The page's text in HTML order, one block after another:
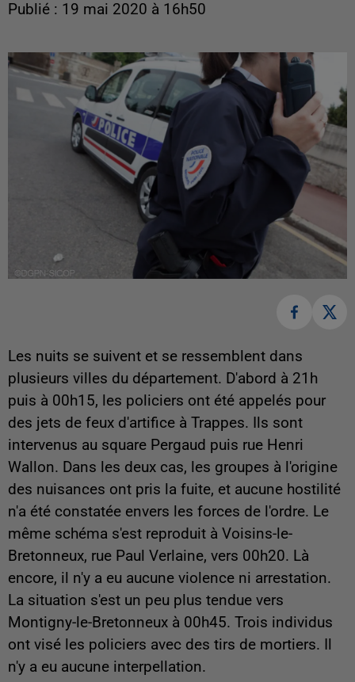
Publié : 19 mai 2020 à 16h50
Les nuits se suivent et se ressemblent dans
plusieurs villes du département. D'abord à 21h
puis à 00h15, les policiers ont été appelés pour
des jets de feux d'artifice à Trappes. Ils sont
intervenus au square Pergaud puis rue Henri
Wallon. Dans les deux cas, les groupes à l'origine
des nuisances ont pris la fuite, et aucune hostilité
n'a été constatée envers les forces de l'ordre. Le
même schéma s'est reproduit à Voisins-le-
Bretonneux, rue Paul Verlaine, vers 00h20. Là
encore, il n'y a eu aucune violence ni arrestation.
La situation s'est un peu plus tendue vers
Montigny-le-Bretonneux à 00h45. Trois individus
ont visé les policiers avec des tirs de mortiers. Il
n'y a eu aucune interpellation.